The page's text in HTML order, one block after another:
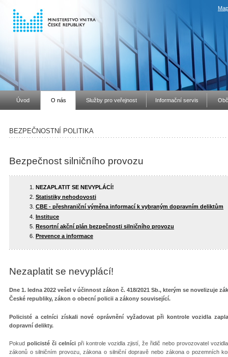
Úvod O nás Služby pro veřejnost Informační servis
BEZPEČNOSTNÍ POLITIKA
Bezpečnost silničního provozu
NEZAPLATIT SE NEVYPLÁCÍ!
Statistiky nehodovosti
CBE - přeshraniční výměna informací k vybraným dopravním deliktům
Instituce
Resortní akční plán bezpečnosti silničního provozu
Prevence a informace
Nezaplatit se nevyplácí!
Dne 1. ledna 2022 vešel v účinnost zákon č. 418/2021 Sb., kterým se novelizuje
České republiky, zákon o obecní policii a zákony související.
Policisté a celníci získali nové oprávnění vyžadovat při kontrole vozidla
dopravní delikty.
Pokud policisté či celníci při kontrole vozidla zjistí, že řidič nebo provozovatel
zákonů o silničním provozu, zákona o silniční dopravě nebo zákona o pozemních